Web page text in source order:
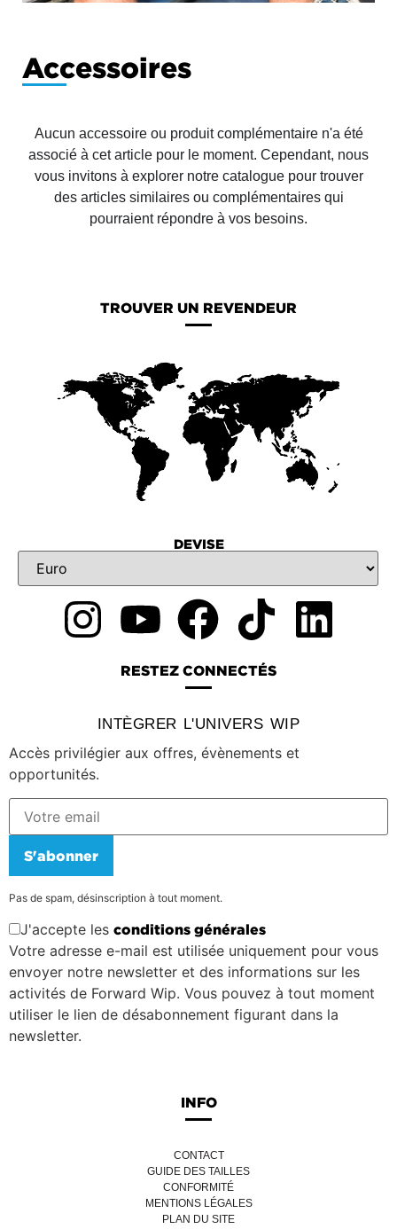
Accessoires
Aucun accessoire ou produit complémentaire n'a été
associé à cet article pour le moment. Cependant, nous
vous invitons à explorer notre catalogue pour trouver
des articles similaires ou complémentaires qui
pourraient répondre à vos besoins.
TROUVER UN REVENDEUR
DEVISE
RESTEZ CONNECTÉS
INTÈGRER L'UNIVERS WIP
Accès privilégier aux offres, évènements et
opportunités.
S'abonner
Pas de spam, désinscription à tout moment.
J'accepte les conditions générales
Votre adresse e-mail est utilisée uniquement pour vous
envoyer notre newsletter et des informations sur les
activités de Forward Wip. Vous pouvez à tout moment
utiliser le lien de désabonnement figurant dans la
newsletter.
INFO
CONTACT
GUIDE DES TAILLES
CONFORMITÉ
MENTIONS LÉGALES
PLAN DU SITE